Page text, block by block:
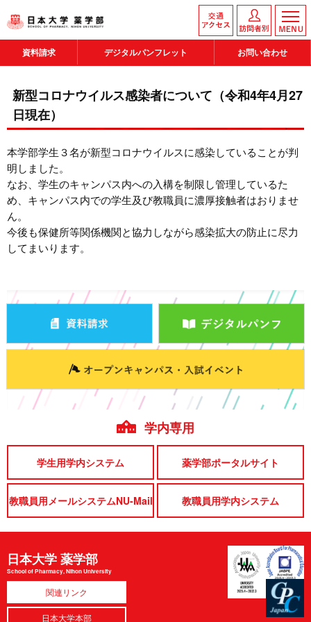
資料請求 デジタルパンフレット お問い合わせ
新型コロナウイルス感染者について（令和4年4月27
日現在）
本学部学生３名が新型コロナウイルスに感染していることが判
明しました。
なお、学生のキャンパス内への入構を制限し管理しているた
め、キャンパス内での学生及び教職員に濃厚接触者はおりませ
ん。
今後も保健所等関係機関と協力しながら感染拡大の防止に尽力
してまいります。
学内専用
学生用学内システム 薬学部ポータルサイト
教職員用メールシステムNU-Mail 教職員用学内システム
日本大学 薬学部
School of Pharmacy, Nihon University
関連リンク
日本大学本部